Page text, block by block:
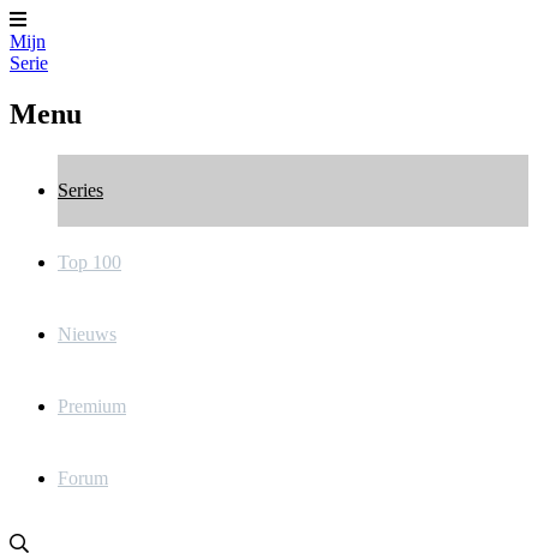
Mijn
Serie
Menu
Series
Top 100
Nieuws
Premium
Forum